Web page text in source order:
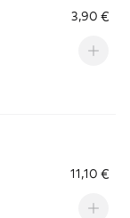
3,90 €
11,10 €